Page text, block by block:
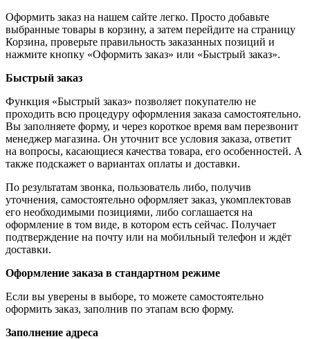
Оформить заказ на нашем сайте легко. Просто добавьте
выбранные товары в корзину, а затем перейдите на страницу
Корзина, проверьте правильность заказанных позиций и
нажмите кнопку «Оформить заказ» или «Быстрый заказ».
Быстрый заказ
Функция «Быстрый заказ» позволяет покупателю не
проходить всю процедуру оформления заказа самостоятельно.
Вы заполняете форму, и через короткое время вам перезвонит
менеджер магазина. Он уточнит все условия заказа, ответит
на вопросы, касающиеся качества товара, его особенностей. А
также подскажет о вариантах оплаты и доставки.
По результатам звонка, пользователь либо, получив
уточнения, самостоятельно оформляет заказ, укомплектовав
его необходимыми позициями, либо соглашается на
оформление в том виде, в котором есть сейчас. Получает
подтверждение на почту или на мобильный телефон и ждёт
доставки.
Оформление заказа в стандартном режиме
Если вы уверены в выборе, то можете самостоятельно
оформить заказ, заполнив по этапам всю форму.
Заполнение адреса